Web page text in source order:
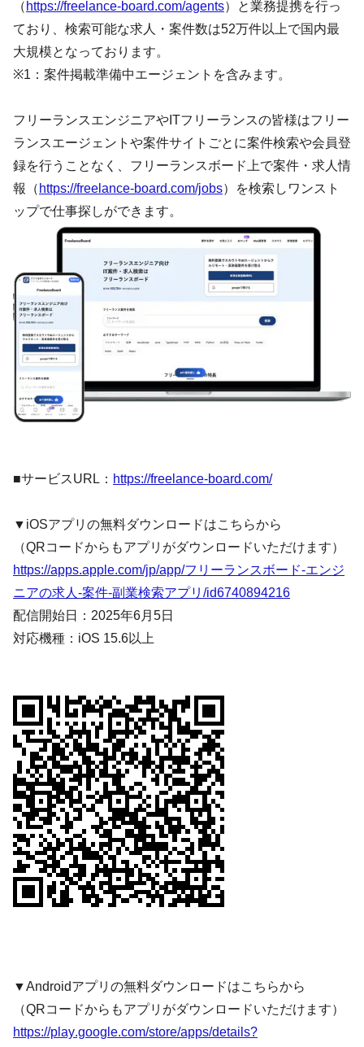
（ https://freelance-board.com/agents）と業務提携を行っ
ており、検索可能な求人・案件数は52万件以上で国内最
大規模となっております。
※1：案件掲載準備中エージェントを含みます。
フリーランスエンジニアやITフリーランスの皆様はフリー
ランスエージェントや案件サイトごとに案件検索や会員登
録を行うことなく、フリーランスボード上で案件・求人情
報（ https://freelance-board.com/jobs）を検索しワンスト
ップで仕事探しができます。
■サービスURL： https://freelance-board.com/
▼iOSアプリの無料ダウンロードはこちらから
（QRコードからもアプリがダウンロードいただけます）
https://apps.apple.com/jp/app/フリーランスボード-エンジ
ニアの求人-案件-副業検索アプリ/id6740894216
配信開始日：2025年6月5日
対応機種：iOS 15.6以上
▼Androidアプリの無料ダウンロードはこちらから
（QRコードからもアプリがダウンロードいただけます）
https://play.google.com/store/apps/details?